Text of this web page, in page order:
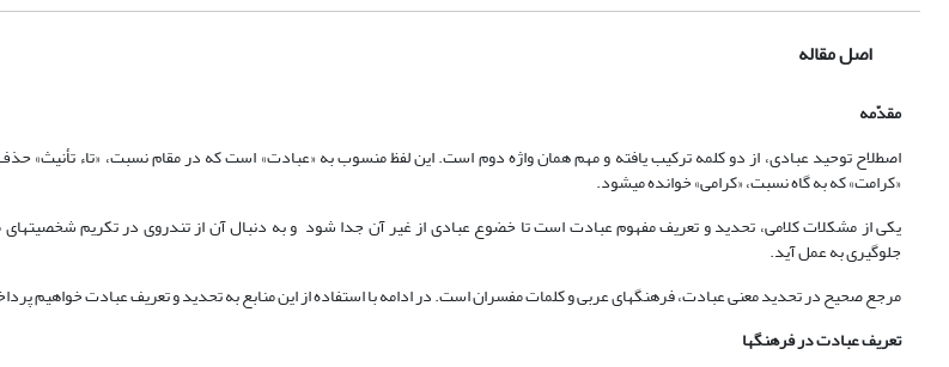
اصل مقاله
مقدّمه
اصطلاح توحید عبادی، از دو کلمه ترکیب یافته و مهم همان واژه دوم است. این لفظ منسوب به «عبادت» است که در مقام نسبت، «تاء تأنیث»
«کرامت» که به گاه نسبت، «کرامی» خوانده می‏شود.
یکی از مشکلات کلامی، تحدید و تعریف مفهوم عبادت است تا خضوع عبادی از غیر آن جدا شود و به دنبال آن از تندروی در تکریم شخصیت‏های
جلوگیری به عمل آید.
مرجع صحیح در تحدید معنی عبادت، فرهنگ‏های عربی و کلمات مفسران است. در ادامه با استفاده از این منابع به تحدید و تعریف عبادت خواهیم
تعریف عبادت در فرهنگ‏ها